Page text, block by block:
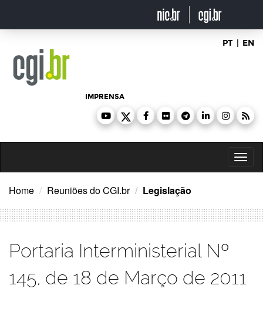
o
PT | EN
IMPRENSA
Home Reuniões do CGI.br Legislação
Portaria Interministerial Nº
145, de 18 de Março de 2011